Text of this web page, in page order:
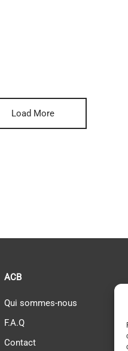
Load More
ACB
Qui sommes-nous
F.A.Q
Contact